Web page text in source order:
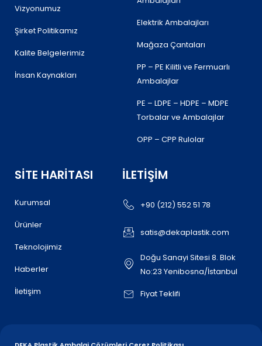
Vizyonumuz
Şirket Politikamız
Kalite Belgelerimiz
İnsan Kaynakları
Elektrik Ambalajları
Mağaza Çantaları
PP – PE Kilitli ve Fermuarlı
Ambalajlar
PE – LDPE – HDPE – MDPE
Torbalar ve Ambalajlar
OPP – CPP Rulolar
SITE HARITASI
Kurumsal
Ürünler
Teknolojimiz
Haberler
İletişim
İLETIŞIM
+90 (212) 552 51 78
satis@dekaplastik.com
Doğu Sanayi Sitesi 8. Blok
No:23 Yenibosna/İstanbul
Fiyat Teklifi